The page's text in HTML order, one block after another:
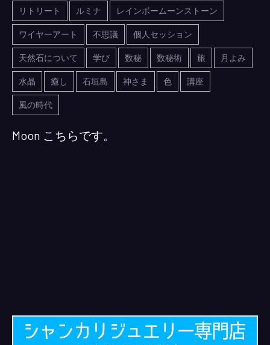
リトリート ルミナ レインボームーンストーン
ワイヤーアート 不思議 個人セッション
天然石について 学び 数秘 数秘術 旅 月よみ
水晶 癒し 石垣島 神さま 色 講座
風の時代
Moon こちらです。